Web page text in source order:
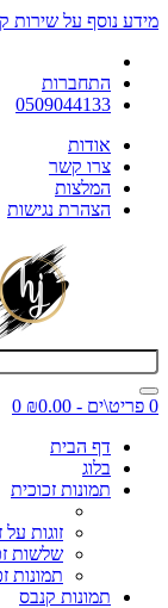
מידע נוסף על שירות
התחברות
0509044133
אודות
צרו קשר
המלצות
הצהרת נגישות
0 פריט\ים - ₪0.00
0
דף הבית
בלוג
תמונות זכוכית
זוגות על
שלשות
תמונות
תמונות קנבס